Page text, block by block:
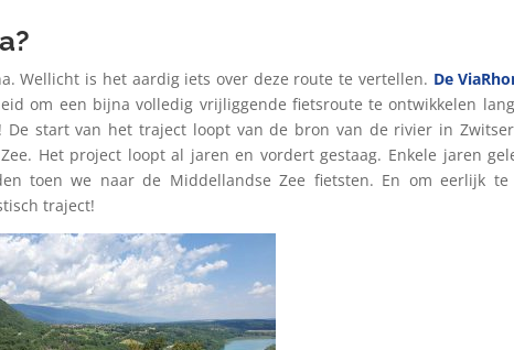
Wellicht is het aardig iets over deze route te vertellen. De
om een bijna volledig vrijliggende fietsroute te ontwikkelen
De start van het traject loopt van de bron van de rivier in
Het project loopt al jaren en vordert gestaag. Enkele jaren
toen we naar de Middellandse Zee fietsten. En om eerlijk te
traject!